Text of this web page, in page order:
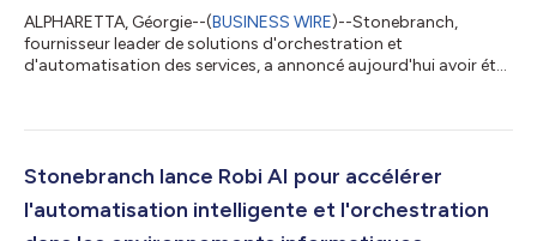
ALPHARETTA, Géorgie--(BUSINESS WIRE)--Stonebranch,
fournisseur leader de solutions d'orchestration et
d'automatisation des services, a annoncé aujourd'hui avoir été
d'orchestration des infrastructures (IA&O).* « Guide Gartner
des infrastructures est honorée de figurer dans le guide Gartner
2026 du marché des outils d'IA&am...
Stonebranch lance Robi AI pour accélérer
l'automatisation intelligente et l'orchestration